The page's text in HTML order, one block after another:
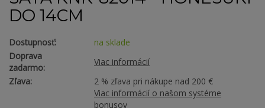
DO 14CM
Dostupnosť:
na sklade
Doprava
zadarmo:
Viac informácií
Zľava:
2 % zľava pri nákupe nad 200 €
Viac informácií o našom systéme
bonusov